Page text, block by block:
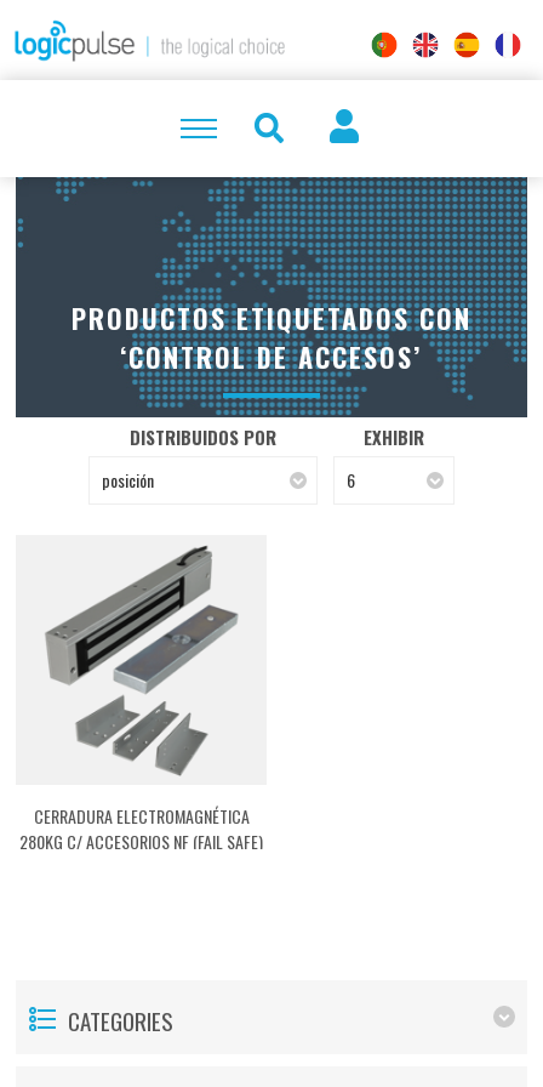
PRODUCTOS ETIQUETADOS CON
‘CONTROL DE ACCESOS’
DISTRIBUIDOS POR
posición
EXHIBIR
6
CERRADURA ELECTROMAGNÉTICA
280KG C/ ACCESORIOS NF (FAIL SAFE)
CATEGORIES